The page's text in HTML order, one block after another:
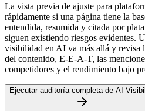
La vista previa de ajuste para
rápidamente si una página tiene la
entendida, resumida y citada por
siguen existiendo riesgos evidentes.
visibilidad en AI va más allá y revisa
del contenido, E-E-A-T, las
competidores y el rendimiento bajo
Ejecutar auditoría completa de AI